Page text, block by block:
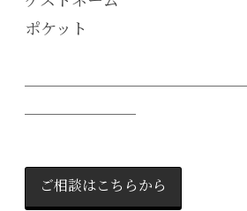
ポケット
ご相談はこちらから